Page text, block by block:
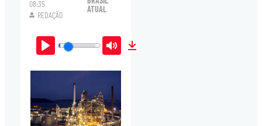
08:35
REDAÇÃO
ATUAL
Play Mute